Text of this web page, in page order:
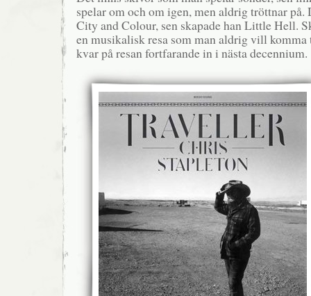
spelar om och om igen, men aldrig tröttnar på.
City and Colour, sen skapade han Little Hell.
en musikalisk resa som man aldrig vill
kvar på resan fortfarande in i nästa decennium.